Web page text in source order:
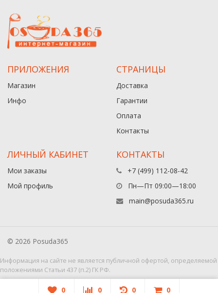
ПРИЛОЖЕНИЯ
Магазин
Инфо
СТРАНИЦЫ
Доставка
Гарантии
Оплата
Контакты
ЛИЧНЫЙ КАБИНЕТ
Мои заказы
Мой профиль
КОНТАКТЫ
+7 (499) 112-08-42
Пн—Пт 09:00—18:00
main@posuda365.ru
© 2026 Posuda365
Информация на сайте не является публичной офертой, определяемой
положениями Статьи 437 (п.2) ГК РФ.
0 0 0 0